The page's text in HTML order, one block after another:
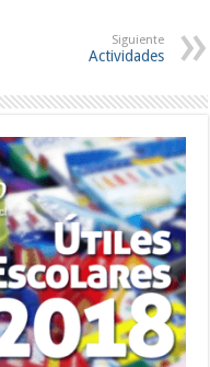
Siguiente
Actividades